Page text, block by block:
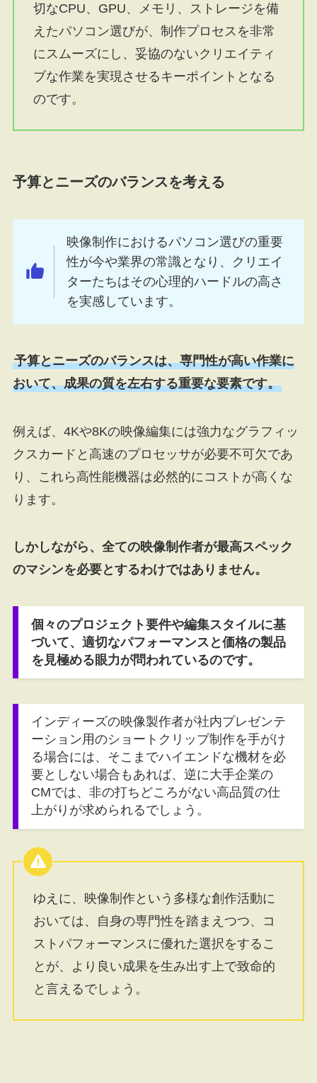
切なCPU、GPU、メモリ、ストレージを備
えたパソコン選びが、制作プロセスを非常
にスムーズにし、妥協のないクリエイティ
ブな作業を実現させるキーポイントとなる
のです。
予算とニーズのバランスを考える
映像制作におけるパソコン選びの重要
性が今や業界の常識となり、クリエイ
ターたちはその心理的ハードルの高さ
を実感しています。
予算とニーズのバランスは、専門性が高い作業に
おいて、成果の質を左右する重要な要素です。
例えば、4Kや8Kの映像編集には強力なグラフィッ
クスカードと高速のプロセッサが必要不可欠であ
り、これら高性能機器は必然的にコストが高くな
ります。
しかしながら、全ての映像制作者が最高スペック
のマシンを必要とするわけではありません。
個々のプロジェクト要件や編集スタイルに基
づいて、適切なパフォーマンスと価格の製品
を見極める眼力が問われているのです。
インディーズの映像製作者が社内プレゼンテ
ーション用のショートクリップ制作を手がけ
る場合には、そこまでハイエンドな機材を必
要としない場合もあれば、逆に大手企業の
CMでは、非の打ちどころがない高品質の仕
上がりが求められるでしょう。
ゆえに、映像制作という多様な創作活動に
おいては、自身の専門性を踏まえつつ、コ
ストパフォーマンスに優れた選択をするこ
とが、より良い成果を生み出す上で致命的
と言えるでしょう。